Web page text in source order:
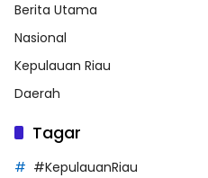
Berita Utama
Nasional
Kepulauan Riau
Daerah
Tagar
#KepulauanRiau